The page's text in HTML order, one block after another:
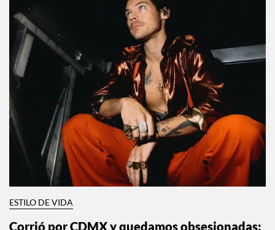
ESTILO DE VIDA
Corrió por CDMX y quedamos obsesionadas: